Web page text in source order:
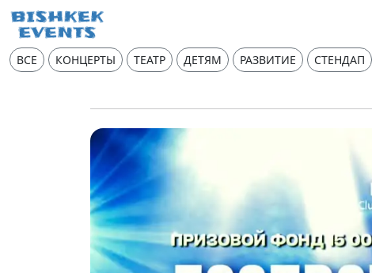
ВСЕ КОНЦЕРТЫ ТЕАТР ДЕТЯМ РАЗВИТИЕ СТЕНДАП